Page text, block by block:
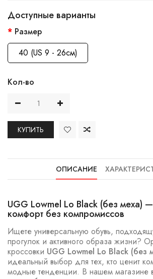
Доступные варианты
Размер
40 (US 9 - 26см)
Кол-во
КУПИТЬ
ОПИСАНИЕ
UGG Lowmel Lo Black (без меха)
комфорт без компромиссов
Ищете универсальную обувь,
прогулок и активного образа жизни?
кроссовки UGG Lowmel Lo Black (без
идеальный выбор для тех, кто ценит
модные тенденции. В нашем магазине